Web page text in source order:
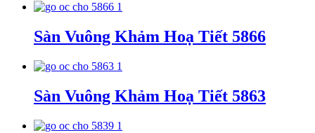
Sàn Vuông Khảm Hoạ Tiết 5866
Sàn Vuông Khảm Hoạ Tiết 5863